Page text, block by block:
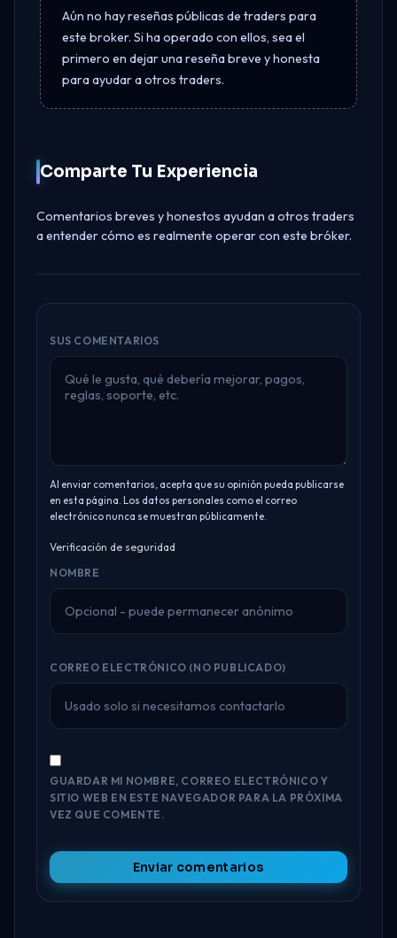
Aún no hay reseñas públicas de traders para
este broker. Si ha operado con ellos, sea el
primero en dejar una reseña breve y honesta
para ayudar a otros traders.
Comparte Tu Experiencia
Comentarios breves y honestos ayudan a otros traders
a entender cómo es realmente operar con este bróker.
SUS COMENTARIOS
Al enviar comentarios, acepta que su opinión pueda publicarse
en esta página. Los datos personales como el correo
electrónico nunca se muestran públicamente.
Verificación de seguridad
NOMBRE
CORREO ELECTRÓNICO (NO PUBLICADO)
GUARDAR MI NOMBRE, CORREO ELECTRÓNICO Y
SITIO WEB EN ESTE NAVEGADOR PARA LA PRÓXIMA
VEZ QUE COMENTE.
Enviar comentarios